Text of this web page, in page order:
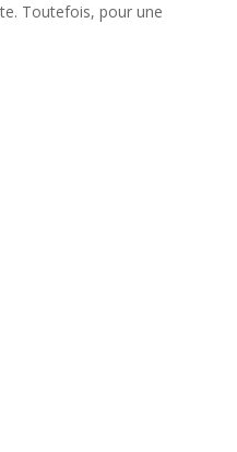
Toutefois, pour une